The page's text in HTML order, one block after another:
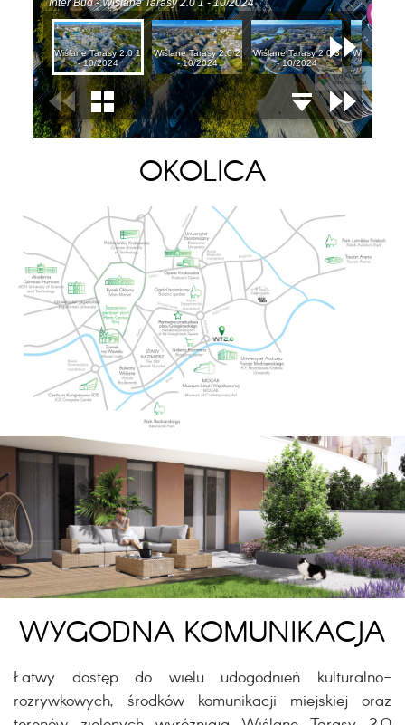
OKOLICA
WYGODNA KOMUNIKACJA
Łatwy dostęp do wielu udogodnień kulturalno-
rozrywkowych, środków komunikacji miejskiej oraz